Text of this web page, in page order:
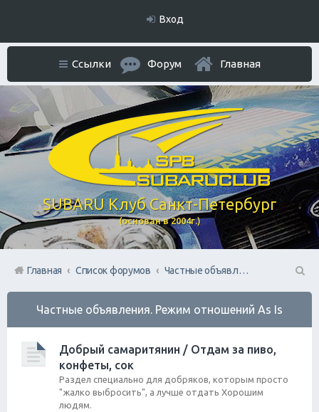
Вход
SUBARU Клуб Санкт-Петербург
(основан в 2004г.)
Ссылки Форум Главная
Главная Список форумов
Частные объявления. Режим отношений As Is
П
Частные объявления. Режим отношений As Is
Добрый самаритянин / Отдам за пиво,
конфеты, сок
Раздел специально для добряков, которым просто
"жалко выбросить", а лучше отдать Хорошим
людям.